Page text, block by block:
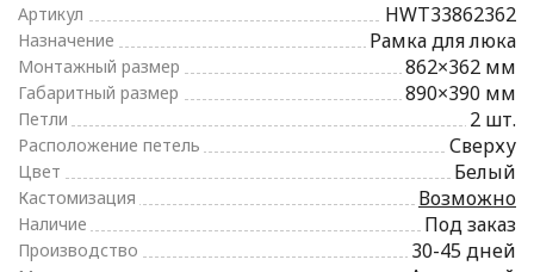
Артикул HWT33862362
Назначение Рамка для люка
Монтажный размер 862×362 мм
Габаритный размер 890×390 мм
Петли 2 шт.
Расположение петель Сверху
Цвет Белый
Кастомизация Возможно
Наличие Под заказ
Производство 30-45 дней